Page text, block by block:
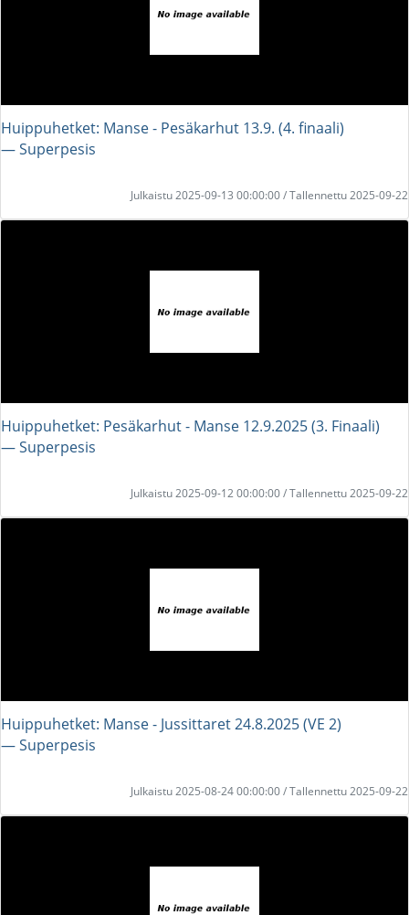
Huippuhetket: Manse - Pesäkarhut 13.9. (4. finaali)
― Superpesis
Julkaistu 2025-09-13 00:00:00 / Tallennettu 2025-09-22
Huippuhetket: Pesäkarhut - Manse 12.9.2025 (3. Finaali)
― Superpesis
Julkaistu 2025-09-12 00:00:00 / Tallennettu 2025-09-22
Huippuhetket: Manse - Jussittaret 24.8.2025 (VE 2)
― Superpesis
Julkaistu 2025-08-24 00:00:00 / Tallennettu 2025-09-22